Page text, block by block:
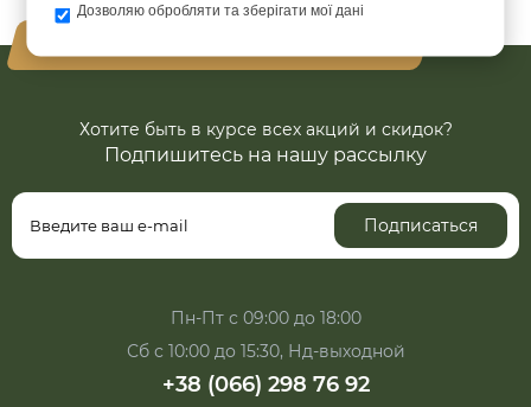
Дозволяю обробляти та зберігати мої дані
Хотите быть в курсе всех акций и скидок?
Подпишитесь на нашу рассылку
Подписаться
Пн-Пт с 09:00 до 18:00
Сб с 10:00 до 15:30, Нд-выходной
+38 (066) 298 76 92